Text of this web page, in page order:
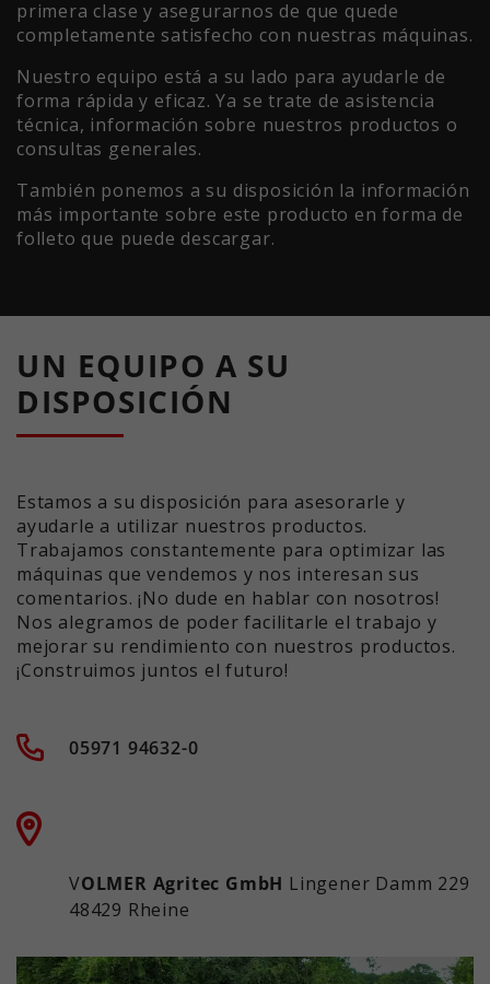
primera clase y asegurarnos de que quede
completamente satisfecho con nuestras máquinas.
Nuestro equipo está a su lado para ayudarle de
forma rápida y eficaz. Ya se trate de asistencia
técnica, información sobre nuestros productos o
consultas generales.
También ponemos a su disposición la información
más importante sobre este producto en forma de
folleto que puede descargar.
UN EQUIPO A SU
DISPOSICIÓN
Estamos a su disposición para asesorarle y
ayudarle a utilizar nuestros productos.
Trabajamos constantemente para optimizar las
máquinas que vendemos y nos interesan sus
comentarios. ¡No dude en hablar con nosotros!
Nos alegramos de poder facilitarle el trabajo y
mejorar su rendimiento con nuestros productos.
¡Construimos juntos el futuro!
05971 94632-0
VOLMER Agritec GmbH Lingener Damm 229
48429 Rheine